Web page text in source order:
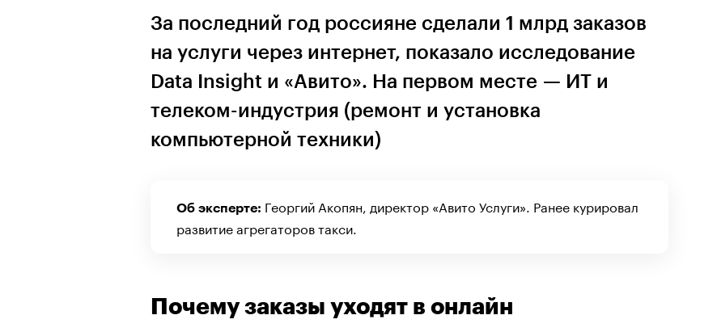
За последний год россияне сделали 1 млрд заказов
на услуги через интернет, показало исследование
Data Insight и «Авито». На первом месте — ИТ и
телеком-индустрия (ремонт и установка
компьютерной техники)
Об эксперте: Георгий Акопян, директор «Авито Услуги». Ранее курировал
развитие агрегаторов такси.
Почему заказы уходят в онлайн